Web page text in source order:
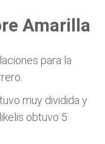
Amarilla
para la
muy dividida y
obtuvo 5